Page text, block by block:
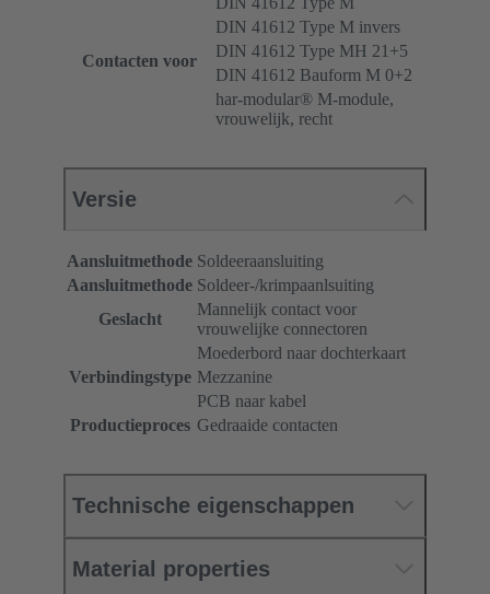
Contacten voor
DIN 41612 Type M invers
DIN 41612 Type MH 21+5
DIN 41612 Bauform M 0+2
har-modular® M-module,
vrouwelijk, recht
Versie
Aansluitmethode Soldeeraansluiting
Aansluitmethode Soldeer-/krimpaanlsuiting
Geslacht
Mannelijk contact voor
vrouwelijke connectoren
Verbindingstype
Moederbord naar dochterkaart
Mezzanine
PCB naar kabel
Productieproces Gedraaide contacten
Technische eigenschappen
Material properties